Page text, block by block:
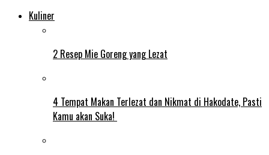
Kuliner
2 Resep Mie Goreng yang Lezat
4 Tempat Makan Terlezat dan Nikmat di Hakodate, Pasti
Kamu akan Suka!